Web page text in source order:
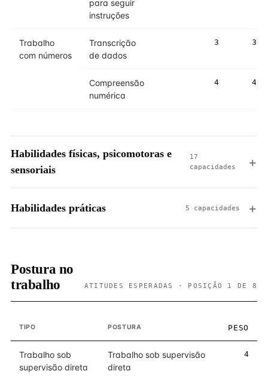
para seguir
instruções
Trabalho
com números
Transcrição
de dados
3 3
Compreensão
numérica
4 4
Habilidades físicas, psicomotoras e
sensoriais
17
capacidades
Habilidades práticas 5 capacidades
Postura no
trabalho
ATITUDES ESPERADAS · POSIÇÃO 1 DE 8
TIPO POSTURA PESO
Trabalho sob
supervisão direta
Trabalho sob supervisão
direta
4